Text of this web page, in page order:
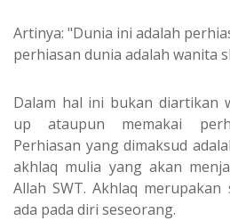
Artinya: "Dunia ini adalah
perhiasan dunia adalah wanita
Dalam hal ini bukan diartikan
up ataupun memakai
Perhiasan yang dimaksud
akhlaq mulia yang akan
Allah SWT. Akhlaq
ada pada diri seseorang.